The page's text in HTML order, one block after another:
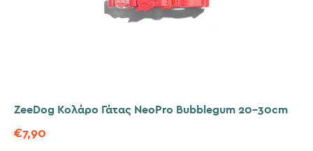
ZeeDog Κολάρο Γάτας NeoPro Bubblegum 20-30cm
€7,90